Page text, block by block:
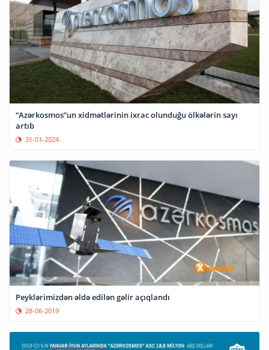
“Azərkosmos”un xidmətlərinin ixrac olunduğu ölkələrin sayı
artıb
31-01-2024
Peyklərimizdən əldə edilən gəlir açıqlandı
28-06-2019